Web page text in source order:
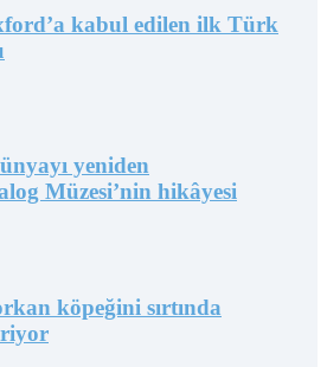
kabul edilen ilk Türk
yeniden
Müzesi’nin hikâyesi
köpeğini sırtında